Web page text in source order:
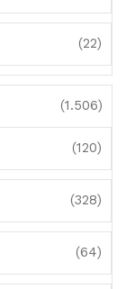
(22)
(1.506)
(120)
(328)
(64)